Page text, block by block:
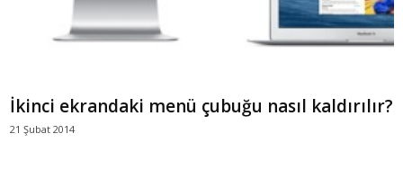
İkinci ekrandaki menü çubuğu nasıl kaldırılır?
21 Şubat 2014